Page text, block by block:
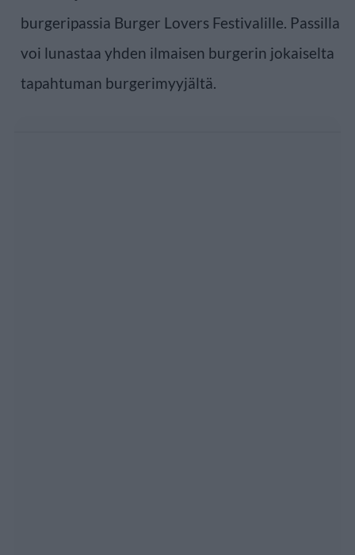
burgeripassia Burger Lovers Festivalille. Passilla
voi lunastaa yhden ilmaisen burgerin jokaiselta
tapahtuman burgerimyyjältä.